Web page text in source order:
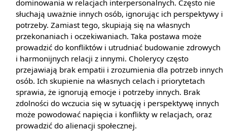
dominowania w relacjach interpersonalnych. Często nie
słuchają uważnie innych osób, ignorując ich perspektywy i
potrzeby. Zamiast tego, skupiają się na własnych
przekonaniach i oczekiwaniach. Taka postawa może
prowadzić do konfliktów i utrudniać budowanie zdrowych
i harmonijnych relacji z innymi. Cholerycy często
przejawiają brak empatii i zrozumienia dla potrzeb innych
osób. Ich skupienie na własnych celach i priorytetach
sprawia, że ignorują emocje i potrzeby innych. Brak
zdolności do wczucia się w sytuację i perspektywę innych
może powodować napięcia i konflikty w relacjach, oraz
prowadzić do alienacji społecznej.